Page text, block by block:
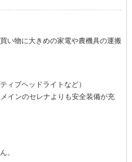
い物に大きめの家電や農機具の運搬
ィブヘッドライトなど）
インのセレナよりも安全装備が充
。